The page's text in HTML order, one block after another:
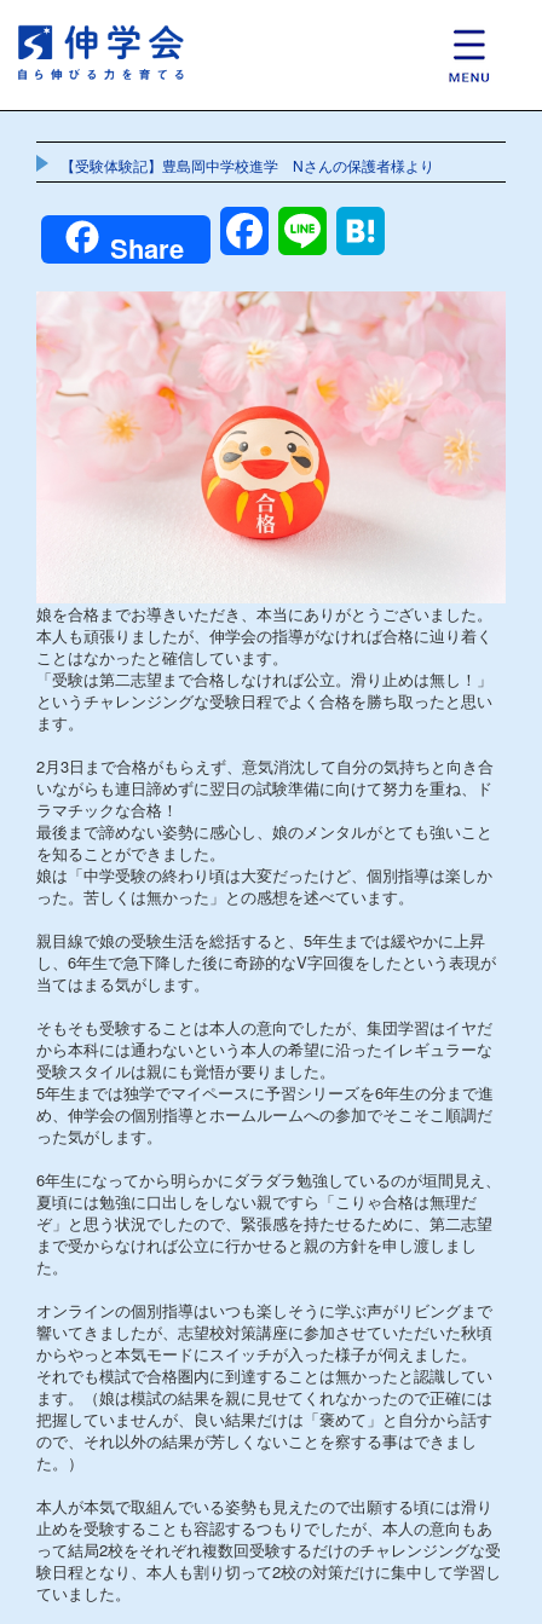
【受験体験記】豊島岡中学校進学 Nさんの保護者様より
Share FacebookLine
娘を合格までお導きいただき、本当にありがとうございました。
本人も頑張りましたが、伸学会の指導がなければ合格に辿り着く
ことはなかったと確信しています。
「受験は第二志望まで合格しなければ公立。滑り止めは無し！」
というチャレンジングな受験日程でよく合格を勝ち取ったと思い
ます。
2月3日まで合格がもらえず、意気消沈して自分の気持ちと向き合
いながらも連日諦めずに翌日の試験準備に向けて努力を重ね、ド
ラマチックな合格！
最後まで諦めない姿勢に感心し、娘のメンタルがとても強いこと
を知ることができました。
娘は「中学受験の終わり頃は大変だったけど、個別指導は楽しか
った。苦しくは無かった」との感想を述べています。
親目線で娘の受験生活を総括すると、5年生までは緩やかに上昇
し、6年生で急下降した後に奇跡的なV字回復をしたという表現が
当てはまる気がします。
そもそも受験することは本人の意向でしたが、集団学習はイヤだ
から本科には通わないという本人の希望に沿ったイレギュラーな
受験スタイルは親にも覚悟が要りました。
5年生までは独学でマイペースに予習シリーズを6年生の分まで進
め、伸学会の個別指導とホームルームへの参加でそこそこ順調だ
った気がします。
6年生になってから明らかにダラダラ勉強しているのが垣間見え、
夏頃には勉強に口出しをしない親ですら「こりゃ合格は無理だ
ぞ」と思う状況でしたので、緊張感を持たせるために、第二志望
まで受からなければ公立に行かせると親の方針を申し渡しまし
た。
オンラインの個別指導はいつも楽しそうに学ぶ声がリビングまで
響いてきましたが、志望校対策講座に参加させていただいた秋頃
からやっと本気モードにスイッチが入った様子が伺えました。
それでも模試で合格圏内に到達することは無かったと認識してい
ます。（娘は模試の結果を親に見せてくれなかったので正確には
把握していませんが、良い結果だけは「褒めて」と自分から話す
ので、それ以外の結果が芳しくないことを察する事はできまし
た。）
本人が本気で取組んでいる姿勢も見えたので出願する頃には滑り
止めを受験することも容認するつもりでしたが、本人の意向もあ
って結局2校をそれぞれ複数回受験するだけのチャレンジングな受
験日程となり、本人も割り切って2校の対策だけに集中して学習し
ていました。